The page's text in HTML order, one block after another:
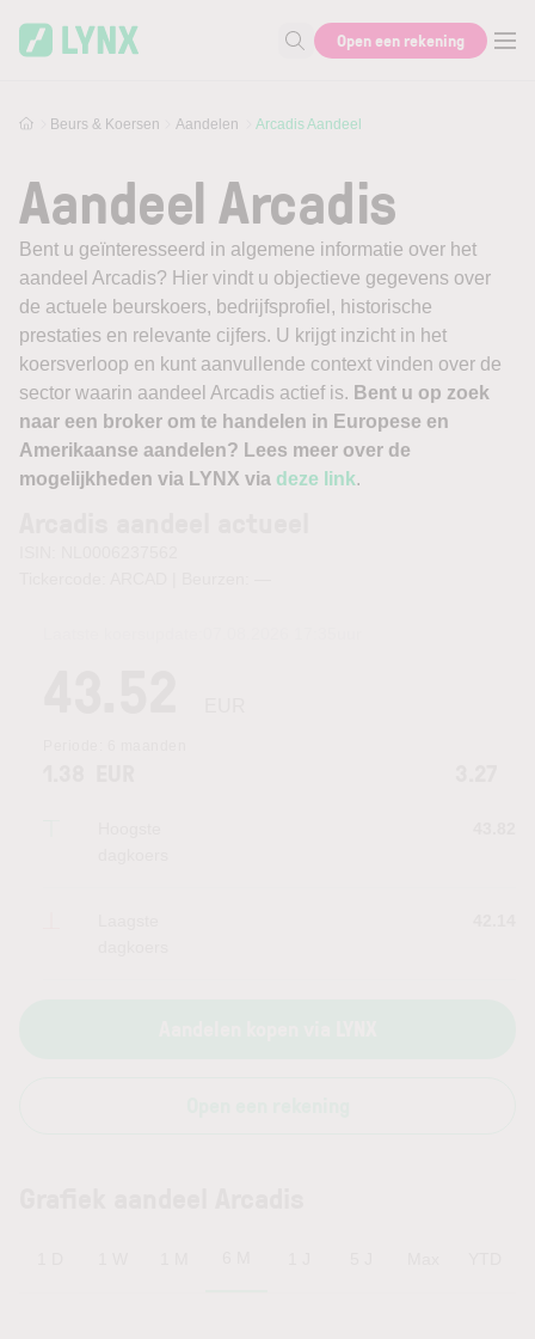
Zoek naar informatie
Open een rekening
Beurs & Koersen Aandelen Arcadis Aandeel
Aandeel Arcadis
Bent u geïnteresseerd in algemene informatie over het
aandeel Arcadis? Hier vindt u objectieve gegevens over
de actuele beurskoers, bedrijfsprofiel, historische
prestaties en relevante cijfers. U krijgt inzicht in het
koersverloop en kunt aanvullende context vinden over de
sector waarin aandeel Arcadis actief is. Bent u op zoek
naar een broker om te handelen in Europese en
Amerikaanse aandelen? Lees meer over de
mogelijkheden via LYNX via deze link.